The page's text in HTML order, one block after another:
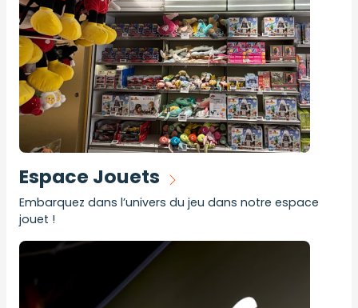
Espace Jouets
Embarquez dans l’univers du jeu dans notre espace
jouet !